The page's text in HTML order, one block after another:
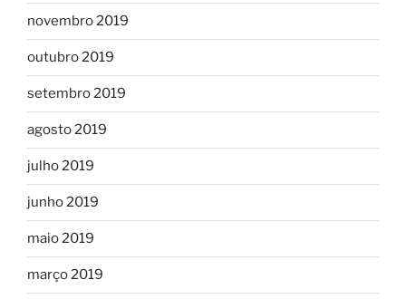
novembro 2019
outubro 2019
setembro 2019
agosto 2019
julho 2019
junho 2019
maio 2019
março 2019